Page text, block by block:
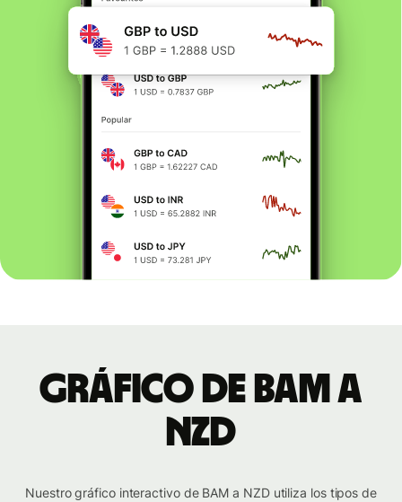
Gráfico de BAM a
NZD
Nuestro gráfico interactivo de BAM a NZD utiliza los tipos de